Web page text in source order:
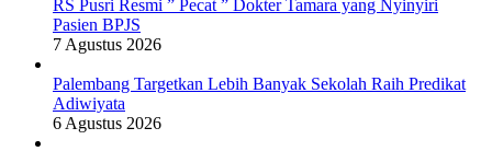
RS Pusri Resmi ” Pecat ” Dokter Tamara yang Nyinyiri
Pasien BPJS
7 Agustus 2026
Palembang Targetkan Lebih Banyak Sekolah Raih Predikat
Adiwiyata
6 Agustus 2026